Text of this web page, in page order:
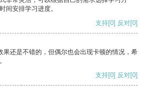
间安排学习进度。
支持[0] 反对[0]
果还是不错的，但偶尔也会出现卡顿的情况，希
支持[0] 反对[0]